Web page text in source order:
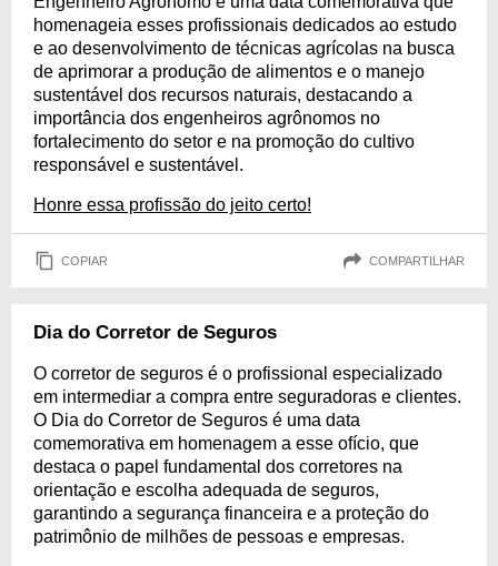
homenageia esses profissionais dedicados ao estudo
e ao desenvolvimento de técnicas agrícolas na busca
de aprimorar a produção de alimentos e o manejo
sustentável dos recursos naturais, destacando a
importância dos engenheiros agrônomos no
fortalecimento do setor e na promoção do cultivo
responsável e sustentável.
Honre essa profissão do jeito certo!
COPIAR COMPARTILHAR
Dia do Corretor de Seguros
O corretor de seguros é o profissional especializado
em intermediar a compra entre seguradoras e clientes.
O Dia do Corretor de Seguros é uma data
comemorativa em homenagem a esse ofício, que
destaca o papel fundamental dos corretores na
orientação e escolha adequada de seguros,
garantindo a segurança financeira e a proteção do
patrimônio de milhões de pessoas e empresas.